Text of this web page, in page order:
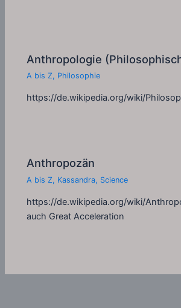
Anthropologie
A bis Z, Philosophie
https://de.wikipedia.org/wiki/
Anthropozän
A bis Z, Kassandra, Science
https://de.wikipedia.org/wiki/
auch Great Acceleration